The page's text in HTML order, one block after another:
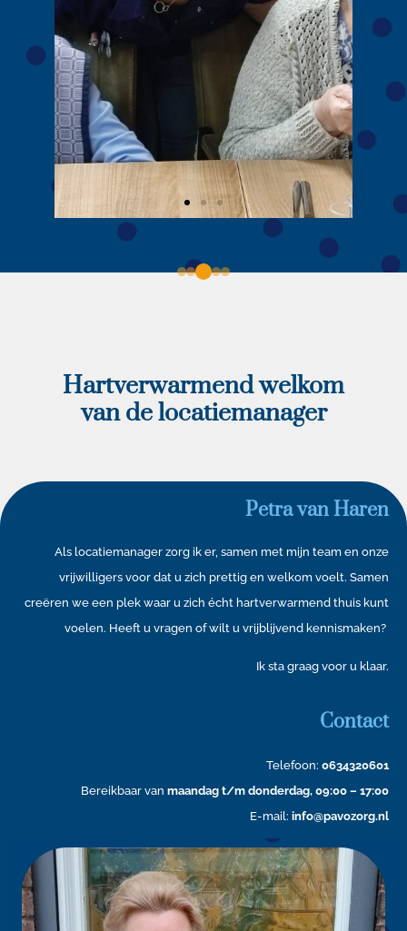
Bewonerstevredenhei
dsonderzoek 2025
fantastische resultaat met jullie!
Hartverwarmend welkom
van de locatiemanager
Petra van Haren
Als locatiemanager zorg ik er, samen met mijn team en onze
vrijwilligers voor dat u zich prettig en welkom voelt. Samen
creëren we een plek waar u zich écht hartverwarmend thuis kunt
voelen. Heeft u vragen of wilt u vrijblijvend kennismaken?
Ik sta graag voor u klaar.
Contact
Telefoon: 0634320601
Bereikbaar van maandag t/m donderdag, 09:00 – 17:00
E-mail: info@pavozorg.nl